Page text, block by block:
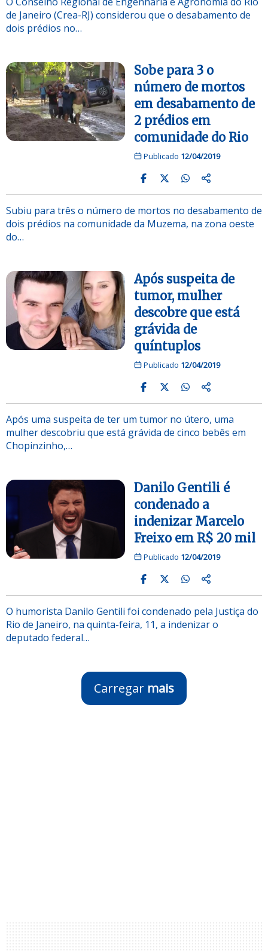
de Janeiro (Crea-RJ) considerou que o desabamento de
dois prédios no…
Sobe para 3 o
número de mortos
em desabamento de
2 prédios em
comunidade do Rio
Publicado 12/04/2019
Subiu para três o número de mortos no desabamento de
dois prédios na comunidade da Muzema, na zona oeste
do…
Após suspeita de
tumor, mulher
descobre que está
grávida de
quíntuplos
Publicado 12/04/2019
Após uma suspeita de ter um tumor no útero, uma
mulher descobriu que está grávida de cinco bebês em
Chopinzinho,…
Danilo Gentili é
condenado a
indenizar Marcelo
Freixo em R$ 20 mil
Publicado 12/04/2019
O humorista Danilo Gentili foi condenado pela Justiça do
Rio de Janeiro, na quinta-feira, 11, a indenizar o
deputado federal…
Carregar mais